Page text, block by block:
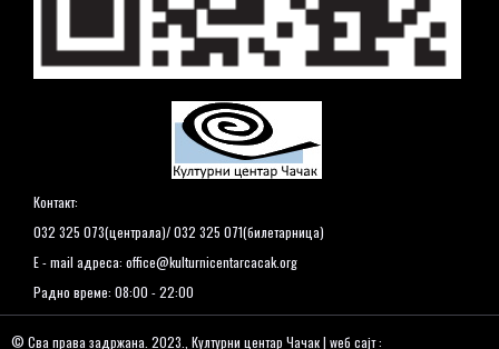
Контакт:
032 325 073(централа)/ 032 325 071(билетарница)
E - mail адреса: office@kulturnicentarcacak.org
Радно време: 08:00 - 22:00
© Сва права задржана. 2023., Културни центар Чачак | wеб сајт :